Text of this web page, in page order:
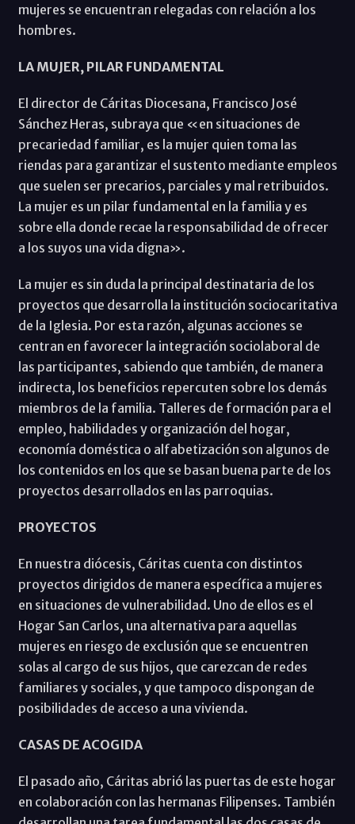
mujeres se encuentran relegadas con relación a los
hombres.
LA MUJER, PILAR FUNDAMENTAL
El director de Cáritas Diocesana, Francisco José
Sánchez Heras, subraya que «en situaciones de
precariedad familiar, es la mujer quien toma las
riendas para garantizar el sustento mediante empleos
que suelen ser precarios, parciales y mal retribuidos.
La mujer es un pilar fundamental en la familia y es
sobre ella donde recae la responsabilidad de ofrecer
a los suyos una vida digna».
La mujer es sin duda la principal destinataria de los
proyectos que desarrolla la institución sociocaritativa
de la Iglesia. Por esta razón, algunas acciones se
centran en favorecer la integración sociolaboral de
las participantes, sabiendo que también, de manera
indirecta, los beneficios repercuten sobre los demás
miembros de la familia. Talleres de formación para el
empleo, habilidades y organización del hogar,
economía doméstica o alfabetización son algunos de
los contenidos en los que se basan buena parte de los
proyectos desarrollados en las parroquias.
PROYECTOS
En nuestra diócesis, Cáritas cuenta con distintos
proyectos dirigidos de manera específica a mujeres
en situaciones de vulnerabilidad. Uno de ellos es el
Hogar San Carlos, una alternativa para aquellas
mujeres en riesgo de exclusión que se encuentren
solas al cargo de sus hijos, que carezcan de redes
familiares y sociales, y que tampoco dispongan de
posibilidades de acceso a una vivienda.
CASAS DE ACOGIDA
El pasado año, Cáritas abrió las puertas de este hogar
en colaboración con las hermanas Filipenses. También